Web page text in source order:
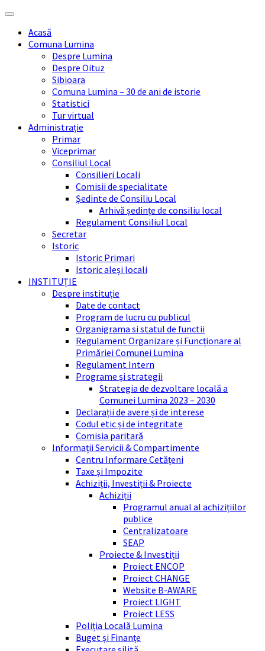
Skip
content
Skip
sidebar
Skip
right
sidebar
Skip
footerAcasă
Comuna Lumina
Despre Lumina
Despre Oituz
Sibioara
Comuna Lumina – 30 de ani de istorie
Statistici
Tur virtual
Administrație
Primar
Viceprimar
Consiliul Local
Consilieri Locali
Comisii de specialitate
Ședinte de Consiliu Local
Arhivă ședințe de consiliu local
Regulament Consiliul Local
Secretar
Istoric
Istoric Primari
Istoric aleși locali
INSTITUȚIE
Despre instituție
Date de contact
Program de lucru cu publicul
Organigrama si statul de functii
Regulament Organizare și Funcționare al
Primăriei Comunei Lumina
Regulament Intern
Programe și strategii
Strategia de dezvoltare locală a
Comunei Lumina 2023 – 2030
Declarații de avere și de interese
Codul etic și de integritate
Comisia paritară
Informații Servicii & Compartimente
Centru Informare Cetățeni
Taxe și Impozite
Achiziții, Investiții & Proiecte
Achiziții
Programul anual al achizițiilor
publice
Centralizatoare
SEAP
Proiecte & Investiții
Proiect ENCOP
Proiect CHANGE
Website B-AWARE
Proiect LIGHT
Proiect LESS
Poliția Locală Lumina
Buget și Finanțe